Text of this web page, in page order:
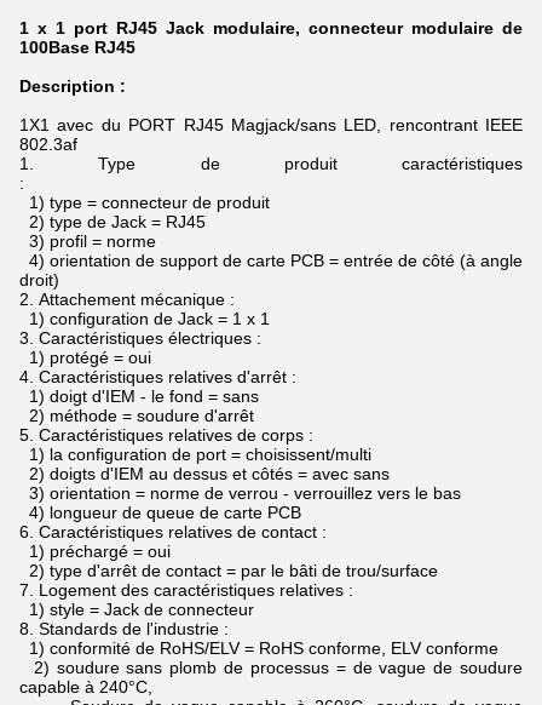
1 x 1 port RJ45 Jack modulaire, connecteur modulaire de
100Base RJ45
Description :
1X1 avec du PORT RJ45 Magjack/sans LED, rencontrant IEEE
802.3af
1.Type de produit caractéristiques
:
1) type = connecteur de produit
2) type de Jack = RJ45
3) profil = norme
4) orientation de support de carte PCB = entrée de côté (à angle
droit)
2. Attachement mécanique :
1) configuration de Jack = 1 x 1
3. Caractéristiques électriques :
1) protégé = oui
4. Caractéristiques relatives d'arrêt :
1) doigt d'IEM - le fond = sans
2) méthode = soudure d'arrêt
5. Caractéristiques relatives de corps :
1) la configuration de port = choisissent/multi
2) doigts d'IEM au dessus et côtés = avec sans
3) orientation = norme de verrou - verrouillez vers le bas
4) longueur de queue de carte PCB
6. Caractéristiques relatives de contact :
1) préchargé = oui
2) type d'arrêt de contact = par le bâti de trou/surface
7. Logement des caractéristiques relatives :
1) style = Jack de connecteur
8. Standards de l'industrie :
1) conformité de RoHS/ELV = RoHS conforme, ELV conforme
2) soudure sans plomb de processus = de vague de soudure
capable à 240°C,